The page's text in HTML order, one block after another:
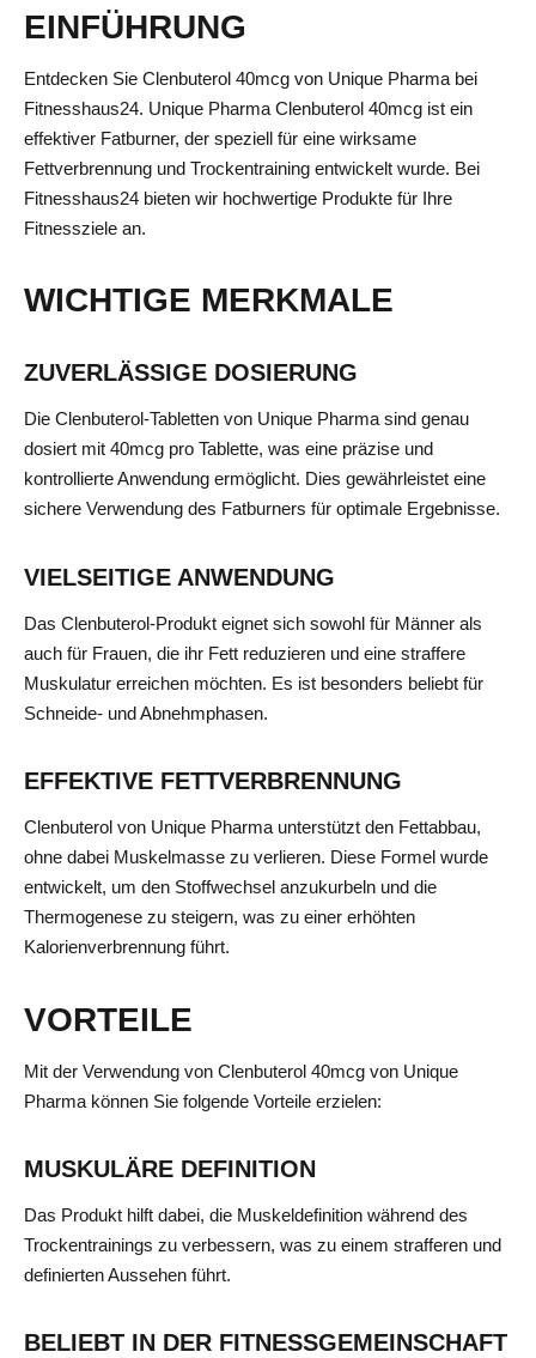
EINFÜHRUNG
Entdecken Sie Clenbuterol 40mcg von Unique Pharma bei
Fitnesshaus24. Unique Pharma Clenbuterol 40mcg ist ein
effektiver Fatburner, der speziell für eine wirksame
Fettverbrennung und Trockentraining entwickelt wurde. Bei
Fitnesshaus24 bieten wir hochwertige Produkte für Ihre
Fitnessziele an.
WICHTIGE MERKMALE
ZUVERLÄSSIGE DOSIERUNG
Die Clenbuterol-Tabletten von Unique Pharma sind genau
dosiert mit 40mcg pro Tablette, was eine präzise und
kontrollierte Anwendung ermöglicht. Dies gewährleistet eine
sichere Verwendung des Fatburners für optimale Ergebnisse.
VIELSEITIGE ANWENDUNG
Das Clenbuterol-Produkt eignet sich sowohl für Männer als
auch für Frauen, die ihr Fett reduzieren und eine straffere
Muskulatur erreichen möchten. Es ist besonders beliebt für
Schneide- und Abnehmphasen.
EFFEKTIVE FETTVERBRENNUNG
Clenbuterol von Unique Pharma unterstützt den Fettabbau,
ohne dabei Muskelmasse zu verlieren. Diese Formel wurde
entwickelt, um den Stoffwechsel anzukurbeln und die
Thermogenese zu steigern, was zu einer erhöhten
Kalorienverbrennung führt.
VORTEILE
Mit der Verwendung von Clenbuterol 40mcg von Unique
Pharma können Sie folgende Vorteile erzielen:
MUSKULÄRE DEFINITION
Das Produkt hilft dabei, die Muskeldefinition während des
Trockentrainings zu verbessern, was zu einem strafferen und
definierten Aussehen führt.
BELIEBT IN DER FITNESSGEMEINSCHAFT